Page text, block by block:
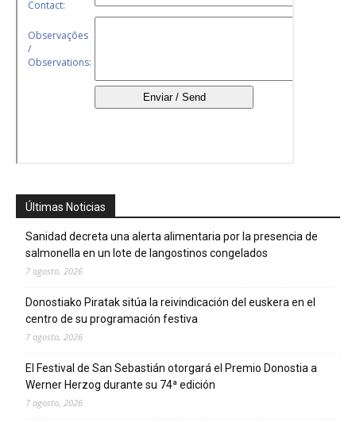
Últimas Noticias
Sanidad decreta una alerta alimentaria por la presencia de
salmonella en un lote de langostinos congelados
7 agosto, 2026
Donostiako Piratak sitúa la reivindicación del euskera en el
centro de su programación festiva
7 agosto, 2026
El Festival de San Sebastián otorgará el Premio Donostia a
Werner Herzog durante su 74ª edición
7 agosto, 2026